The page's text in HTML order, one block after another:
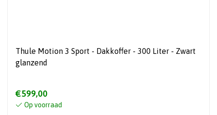
Thule Motion 3 Sport - Dakkoffer - 300 Liter - Zwart
glanzend
€599,00
Op voorraad